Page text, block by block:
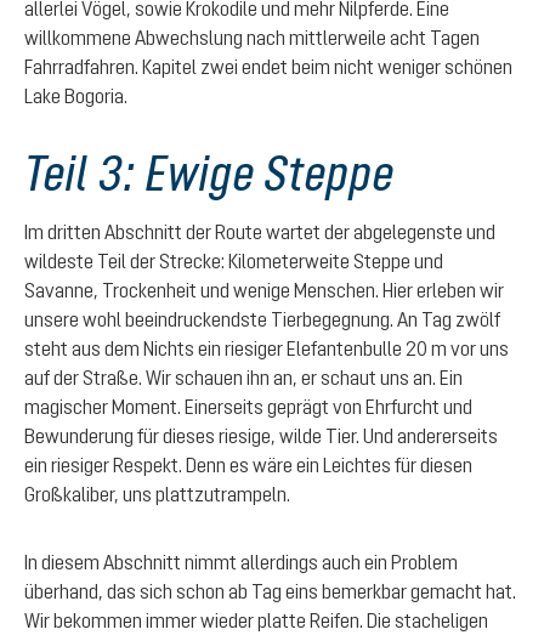
allerlei Vögel, sowie Krokodile und mehr Nilpferde. Eine
willkommene Abwechslung nach mittlerweile acht Tagen
Fahrradfahren. Kapitel zwei endet beim nicht weniger schönen
Lake Bogoria.
Teil 3: Ewige Steppe
Im dritten Abschnitt der Route wartet der abgelegenste und
wildeste Teil der Strecke: Kilometerweite Steppe und
Savanne, Trockenheit und wenige Menschen. Hier erleben wir
unsere wohl beeindruckendste Tierbegegnung. An Tag zwölf
steht aus dem Nichts ein riesiger Elefantenbulle 20 m vor uns
auf der Straße. Wir schauen ihn an, er schaut uns an. Ein
magischer Moment. Einerseits geprägt von Ehrfurcht und
Bewunderung für dieses riesige, wilde Tier. Und andererseits
ein riesiger Respekt. Denn es wäre ein Leichtes für diesen
Großkaliber, uns plattzutrampeln.
In diesem Abschnitt nimmt allerdings auch ein Problem
überhand, das sich schon ab Tag eins bemerkbar gemacht hat.
Wir bekommen immer wieder platte Reifen. Die stacheligen